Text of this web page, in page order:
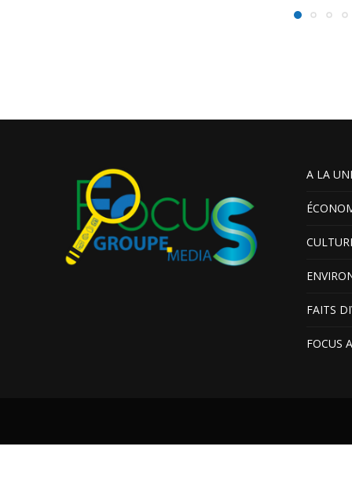
A LA
FAITS
FOCUS